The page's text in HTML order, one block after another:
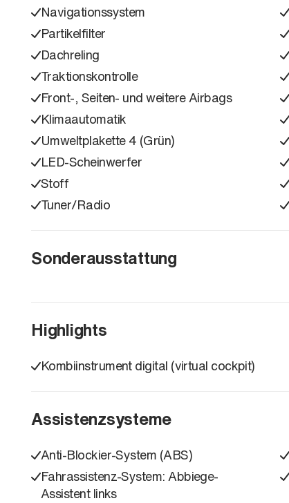
Navigationssystem
Partikelfilter
Dachreling
Traktionskontrolle
Front-, Seiten- und weitere Airbags
Klimaautomatik
Umweltplakette 4 (Grün)
LED-Scheinwerfer
Stoff
Tuner/Radio
Sonderausstattung
Highlights
Kombiinstrument digital (virtual cockpit)
Assistenzsysteme
Anti-Blockier-System (ABS)
Fahrassistenz-System: Abbiege-
Assistent links